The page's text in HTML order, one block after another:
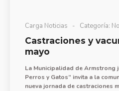
Carga Noticias Categoría:
Castraciones y
mayo
La Municipalidad de Armstrong
Perros y Gatos” invita a la
nueva jornada de castraciones